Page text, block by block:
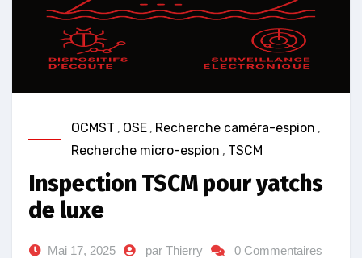
OCMST , OSE , Recherche caméra-espion ,
Recherche micro-espion , TSCM
Inspection TSCM pour yatchs
de luxe
Mai 17, 2025 par Thierry
0 Commentaires